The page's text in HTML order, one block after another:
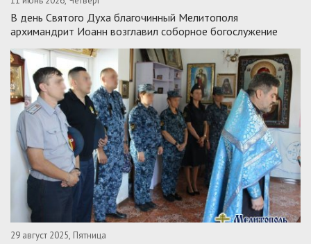
В день Святого Духа благочинный Мелитополя
архимандрит Иоанн возглавил соборное богослужение
29 август 2025, Пятница